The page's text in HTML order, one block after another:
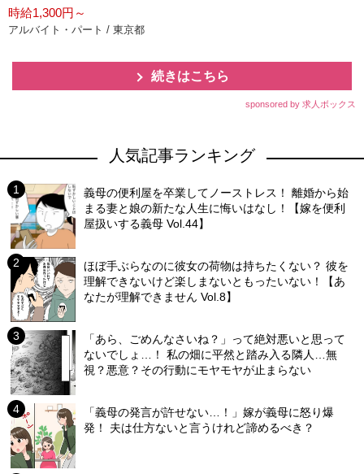
時給1,300円～
アルバイト・パート / 東京都
続きはこちら
sponsored by 求人ボックス
人気記事ランキング
義母の便利屋を卒業してノーストレス！ 離婚から始
まる妻と娘の新たな人生に悔いはなし！【嫁を便利
屋扱いする義母 Vol.44】
ほぼ手ぶらなのに彼女の荷物は持ちたくない？ 彼を
理解できないけど楽しまないともったいない！【あ
なたが理解できません Vol.8】
「あら、ごめんなさいね？」って絶対悪いと思って
ないでしょ…！ 私の畑に平然と踏み入る隣人…無
視？悪意？その行動にモヤモヤが止まらない
「義母の発言が許せない…！」嫁が義母に怒り爆
発！ 夫は仕方ないと言うけれど諦めるべき？